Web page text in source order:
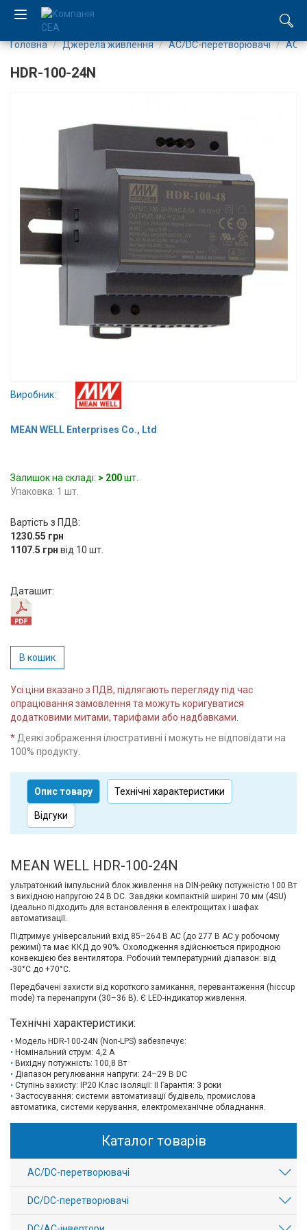
Компанія
Каталог
Виробництво
Послуги
Новини
Вхід/
авторизація
Контакти
Тех.
Підтримка
Блог
Головна Джерела живлення AC/DC-перетворювачі AC/
HDR-100-24N
Виробник:
MEAN WELL Enterprises Co., Ltd
Залишок на складі: > 200шт.
Упаковка: 1 шт.
Вартість з ПДВ:
1230.55 грн
1107.5 грн від 10 шт.
Даташит:
В кошик
Усі ціни вказано з ПДВ, підлягають перегляду під час
опрацювання замовлення та можуть коригуватися
додатковими митами, тарифами або надбавками.
* Деякі зображення ілюстративні і можуть не відповідати на
100% продукту.
Опис товару Технічні характеристики
Відгуки
MEAN WELL HDR-100-24N
ультратонкий імпульсний блок живлення на DIN-рейку потужністю 100 Вт
з вихідною напругою 24 В DC. Завдяки компактній ширині 70 мм (4SU)
ідеально підходить для встановлення в електрощитах і шафах
автоматизації.
Підтримує універсальний вхід 85–264 В AC (до 277 В AC у робочому
режимі) та має ККД до 90%. Охолодження здійснюється природною
конвекцією без вентилятора. Робочий температурний діапазон: від
-30°C до +70°C.
Передбачені захисти від короткого замикання, перевантаження (hiccup
mode) та перенапруги (30–36 В). Є LED-індикатор живлення.
Технічні характеристики:
Модель HDR-100-24N (Non-LPS) забезпечує:
Номінальний струм: 4,2 А
Вихідну потужність: 100,8 Вт
Діапазон регулювання напруги: 24–29 В DC
Ступінь захисту: IP20 Клас ізоляції: II Гарантія: 3 роки
Застосування: системи автоматизації будівель, промислова
автоматика, системи керування, електромеханічне обладнання.
Каталог товарів
AC/DC-перетворювачі
DC/DC-перетворювачі